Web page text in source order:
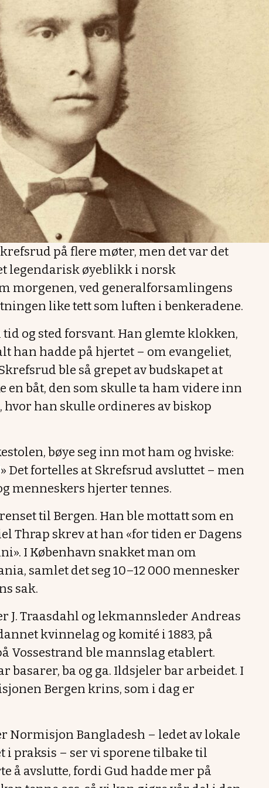
på flere møter, men det var det
legendarisk øyeblikk i norsk
morgenen, ved generalforsamlingens
like tett som luften i benkeradene.
og sted forsvant. Han glemte klokken,
han hadde på hjertet – om evangeliet,
ble så grepet av budskapet at
båt, den som skulle ta ham videre inn
han skulle ordineres av biskop
bøye seg inn mot ham og hviske:
Det fortelles at Skrefsrud avsluttet – men
menneskers hjerter tennes.
til Bergen. Han ble mottatt som en
Thrap skrev at han «for tiden er Dagens
I København snakket man om
samlet det seg 10–12 000 mennesker
sak.
J. Traasdahl og lekmannsleder Andreas
kvinnelag og komité i 1883, på
Vossestrand ble mannslag etablert.
ba og ga. Ildsjeler bar arbeidet. I
Bergen krins, som i dag er
Normisjon Bangladesh – ledet av lokale
praksis – ser vi sporene tilbake til
å avslutte, fordi Gud hadde mer på